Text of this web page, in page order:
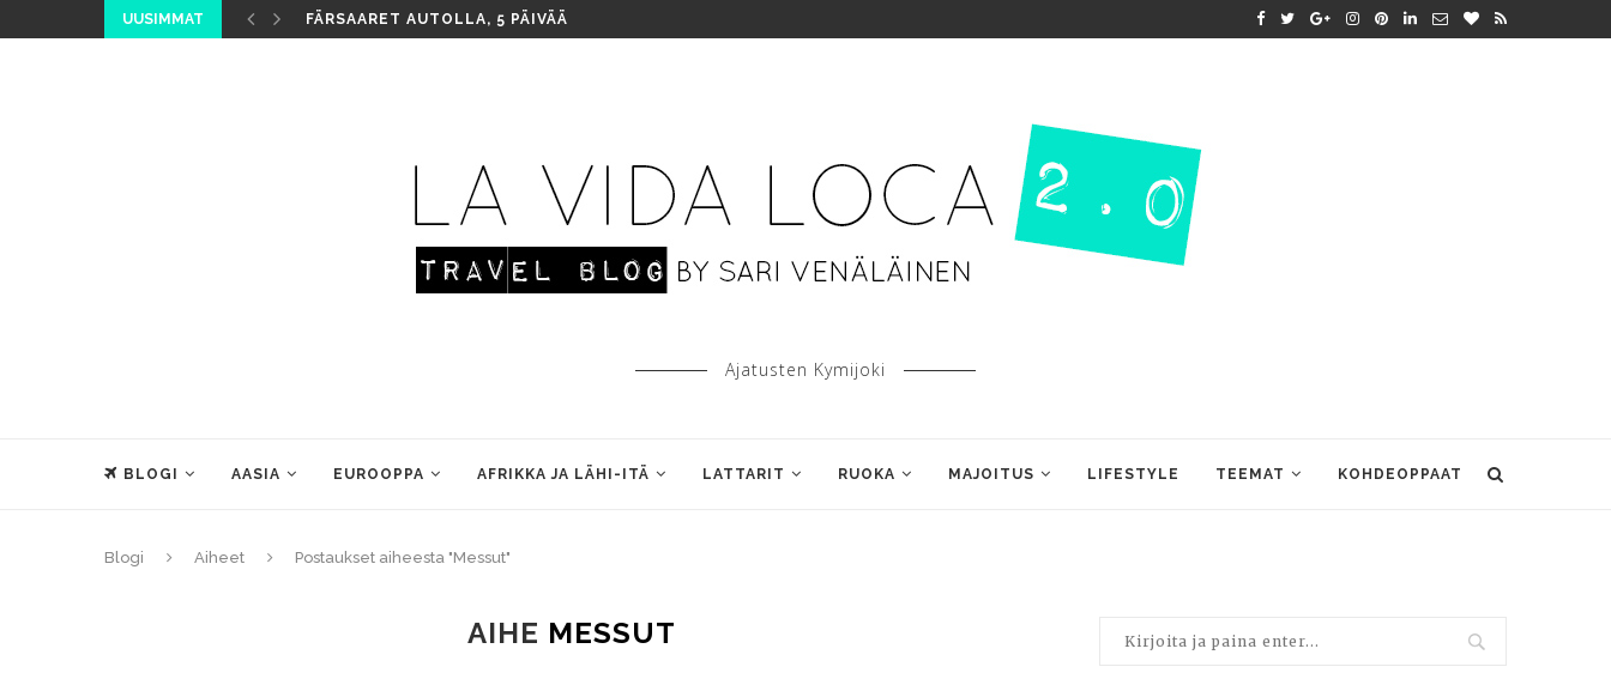
UUSIMMAT FÄRSAARET AUTOLLA, 5 PÄIVÄÄ
Ajatusten Kymijoki
BLOGI AASIA EUROOPPA AFRIKKA JA LÄHI-ITÄ LATTARIT RUOKA MAJOITUS LIFESTYLE TEEMAT KOHDEOPPAAT
Blogi Aiheet Postaukset aiheesta "Messut"
AIHE MESSUT